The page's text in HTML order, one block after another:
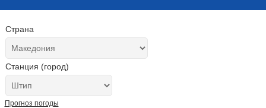
Страна
Станция (город)
Прогноз погоды